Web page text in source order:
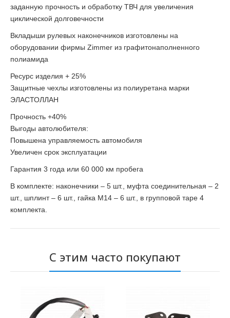
заданную прочность и обработку ТВЧ для увеличения
циклической долговечности
Вкладыши рулевых наконечников изготовлены на
оборудовании фирмы Zimmer из графитонаполненного
полиамида
Ресурс изделия + 25%
Защитные чехлы изготовлены из полиуретана марки
ЭЛАСТОЛЛАН
Прочность +40%
Выгоды автолюбителя:
Повышена управляемость автомобиля
Увеличен срок эксплуатации
Гарантия 3 года или 60 000 км пробега
В комплекте: наконечники – 5 шт., муфта соединительная – 2
шт., шплинт – 6 шт., гайка М14 – 6 шт., в групповой таре 4
комплекта.
С этим часто покупают